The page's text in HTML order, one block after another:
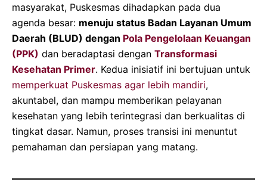
masyarakat, Puskesmas dihadapkan pada dua
agenda besar: menuju status Badan Layanan Umum
Daerah (BLUD) dengan Pola Pengelolaan Keuangan
(PPK) dan beradaptasi dengan Transformasi
Kesehatan Primer. Kedua inisiatif ini bertujuan untuk
memperkuat Puskesmas agar lebih mandiri,
akuntabel, dan mampu memberikan pelayanan
kesehatan yang lebih terintegrasi dan berkualitas di
tingkat dasar. Namun, proses transisi ini menuntut
pemahaman dan persiapan yang matang.